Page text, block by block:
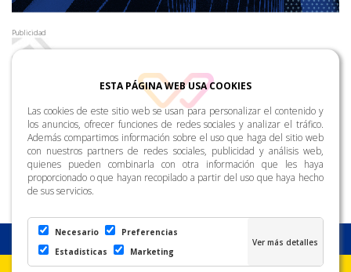
Publicidad
ESTA PÁGINA WEB USA COOKIES
Las cookies de este sitio web se usan para personalizar el contenido y
los anuncios, ofrecer funciones de redes sociales y analizar el tráfico.
Además compartimos información sobre el uso que haga del sitio web
con nuestros partners de redes sociales, publicidad y análisis web,
quienes pueden combinarla con otra información que les haya
proporcionado o que hayan recopilado a partir del uso que haya hecho
de sus servicios.
Necesario
Preferencias
Estadisticas
Marketing